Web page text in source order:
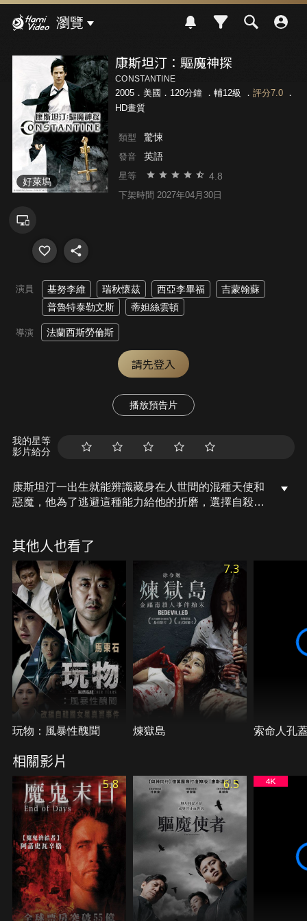
瀏覽
好萊塢
康斯坦汀：驅魔神探
CONSTANTINE
2005．美國．120分鐘 ． 輔12級 ． 評分7.0．
HD畫質
類型 驚悚
發音 英語
星等 4.8
下架時間 2027年04月30日
演員 基努李維 瑞秋懷茲 西亞李畢福
吉蒙翰蘇
普魯特泰勒文斯
蒂妲絲雲頓
導演 法蘭西斯勞倫斯
請先登入
播放預告片
我的星等
影片給分
康斯坦汀一出生就能辨識藏身在人世間的混種天使和
惡魔，他為了逃避這種能力給他的折磨，選擇自殺一
上帝感到失望，成為一個唾棄英雄主義的墮落英雄，
這個英雄還得了肺癌。一個懷疑他能力的女警探找他
幫忙調查她雙胞胎姊妹的神秘死亡，他們遭遇一連串
超自然事件，並決定攜手合作，不計代價尋求心靈的
平靜。
其他人也看了
玩物：風暴性醜聞
7.3
煉獄島 索命人孔
相關影片
5.8 6.5